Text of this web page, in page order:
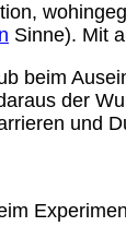
Sinne). Mit
beim
der
und